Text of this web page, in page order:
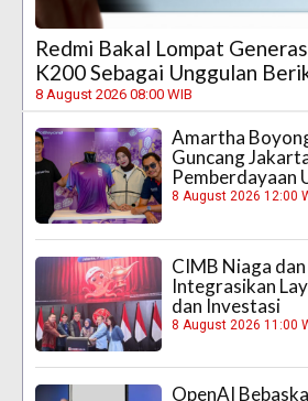
Redmi Bakal Lompat
K200 Sebagai Unggulan
8 August 2026 08:00 WIB
Amartha
Guncang
Pemberdayaan
8 August 2026 12:00
CIMB Niaga
Integrasikan
dan Investasi
8 August 2026 11:00
OpenAI